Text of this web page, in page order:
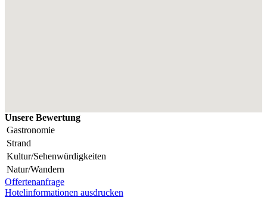
Unsere Bewertung
Gastronomie
Strand
Kultur/Sehenwürdigkeiten
Natur/Wandern
Offertenanfrage
Hotelinformationen ausdrucken